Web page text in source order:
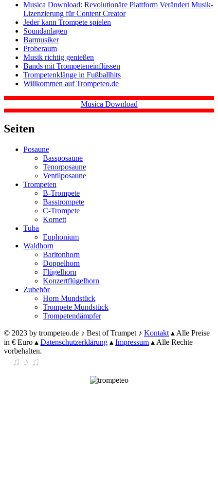
Musica Download: Revolutionäre Plattform Verändert Musik-
Lizenzierung für Content Creator
Jeder kann Trompete spielen
Soundanlagen
Barmusiker
Proberaum
Musik richtig genießen
Bands mit Trompeteneinflüssen
Trompetenklänge in Fußballhits
Willkommen auf Trompeteo.de
Musica Download
Seiten
Posaune
Bassposaune
Tenorposaune
Ventilposaune
Trompeten
B-Trompete
Basstrompete
C-Trompete
Kornett
Tuba
Euphonium
Waldhorn
Baritonhorn
Doppelhorn
Flügelhorn
Konzertflügelhorn
Zubehör
Horn Mundstück
Trompete Mundstück
Trompetendämpfer
© 2023 by trompeteo.de ♪ Best of Trumpet ♪ Kontakt ▴ Alle Preise
in € Euro ▴ Datenschutzerklärung ▴ Impressum ▴ Alle Rechte
vorbehalten.
♫ ♪ ♫